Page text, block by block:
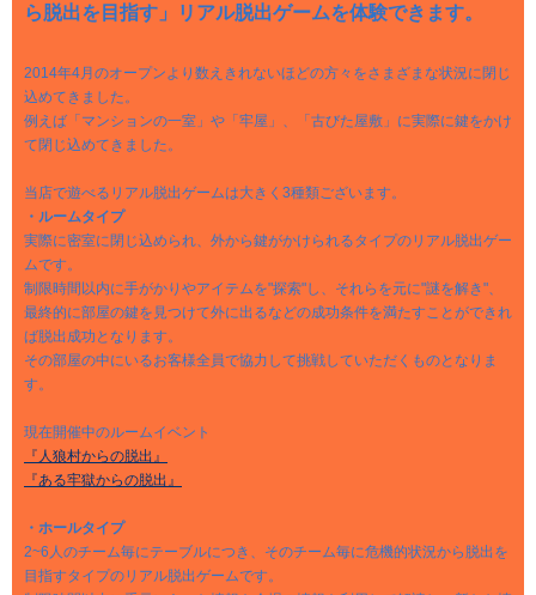
ら脱出を目指す」リアル脱出ゲームを体験できます。
2014年4月のオープンより数えきれないほどの方々をさまざまな状況に閉じ
込めてきました。
例えば「マンションの一室」や「牢屋」、「古びた屋敷」に実際に鍵をかけ
て閉じ込めてきました。
当店で遊べるリアル脱出ゲームは大きく3種類ございます。
・ルームタイプ
実際に密室に閉じ込められ、外から鍵がかけられるタイプのリアル脱出ゲー
ムです。
制限時間以内に手がかりやアイテムを"探索"し、それらを元に"謎を解き"、
最終的に部屋の鍵を見つけて外に出るなどの成功条件を満たすことができれ
ば脱出成功となります。
その部屋の中にいるお客様全員で協力して挑戦していただくものとなりま
す。
現在開催中のルームイベント
『人狼村からの脱出』
『ある牢獄からの脱出』
・ホールタイプ
2~6人のチーム毎にテーブルにつき、そのチーム毎に危機的状況から脱出を
目指すタイプのリアル脱出ゲームです。